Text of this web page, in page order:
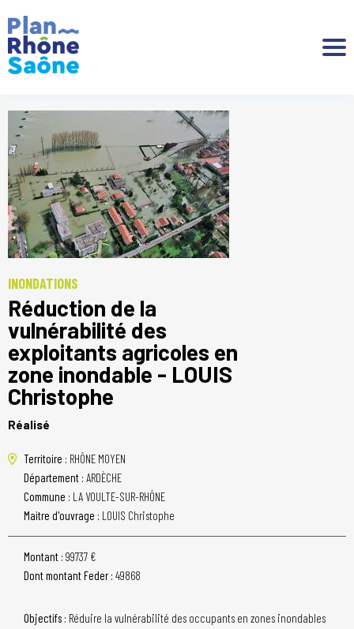
INONDATIONS
Réduction de la
vulnérabilité des
exploitants agricoles en
zone inondable - LOUIS
Christophe
Réalisé
Territoire : RHÔNE MOYEN
Département : ARDÈCHE
Commune : LA VOULTE-SUR-RHÔNE
Maitre d'ouvrage : LOUIS Christophe
Montant : 99737 €
Dont montant Feder : 49868
Objectifs : Réduire la vulnérabilité des occupants en zones inondables